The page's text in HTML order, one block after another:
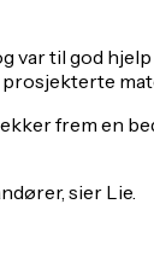
var til god
frem en
sier Lie.